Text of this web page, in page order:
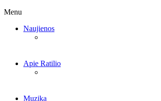
Menu
Naujienos
Apie Ratilio
Muzika